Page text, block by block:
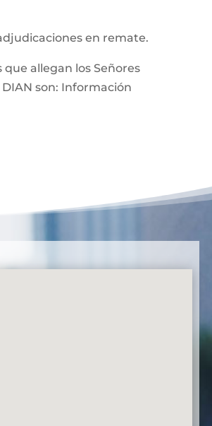
en remate.
que allegan los Señores
son: Información